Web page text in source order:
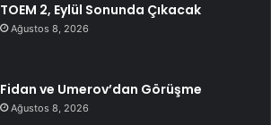
TOEM 2, Eylül Sonunda Çıkacak
Ağustos 8, 2026
Fidan ve Umerov’dan Görüşme
Ağustos 8, 2026